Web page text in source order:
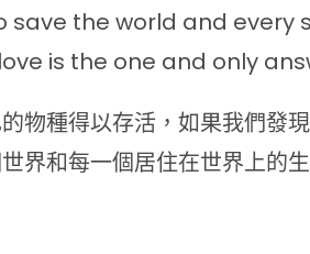
save the world and every
is the one and only
物種得以存活，如果我們發
界和每一個居住在世界上的